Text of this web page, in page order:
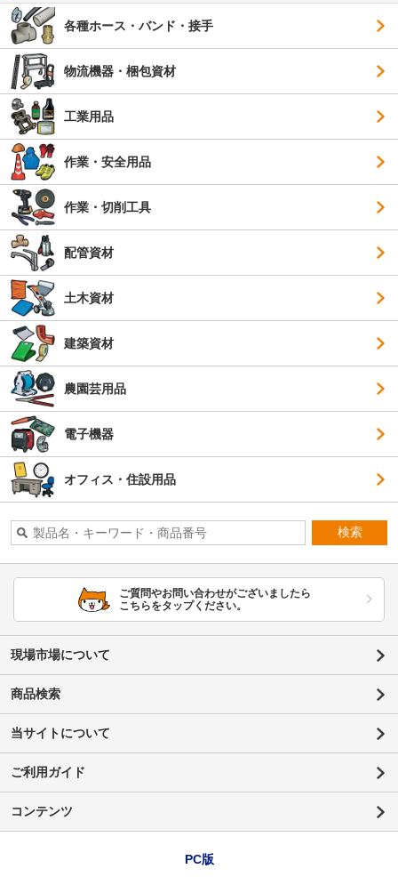
各種ホース・バンド・接手
物流機器・梱包資材
工業用品
作業・安全用品
作業・切削工具
配管資材
土木資材
建築資材
農園芸用品
電子機器
オフィス・住設用品
検索
ご質問やお問い合わせがございましたら
こちらをタップください。
現場市場について
商品検索
当サイトについて
ご利用ガイド
コンテンツ
PC版